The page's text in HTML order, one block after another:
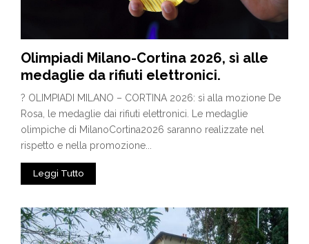
Olimpiadi Milano-Cortina 2026, sì alle
medaglie da rifiuti elettronici.
? OLIMPIADI MILANO – CORTINA 2026: sì alla mozione De
Rosa, le medaglie dai rifiuti elettronici. Le medaglie
olimpiche di MilanoCortina2026 saranno realizzate nel
rispetto e nella promozione...
Leggi Tutto